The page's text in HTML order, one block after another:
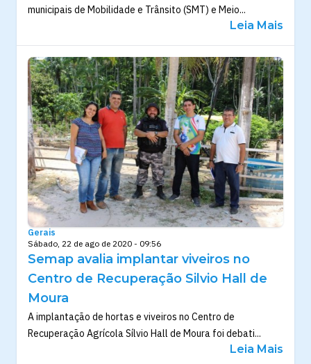
municipais de Mobilidade e Trânsito (SMT) e Meio...
Leia Mais
Gerais
Sábado, 22 de ago de 2020 - 09:56
Semap avalia implantar viveiros no
Centro de Recuperação Silvio Hall de
Moura
A implantação de hortas e viveiros no Centro de
Recuperação Agrícola Sílvio Hall de Moura foi debati...
Leia Mais